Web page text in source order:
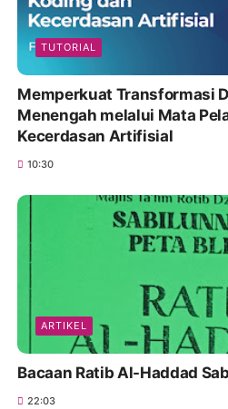
TUTORIAL
Memperkuat Transformasi
Menengah melalui Mata
Kecerdasan Artifisial
10:30
ARTIKEL
Bacaan Ratib Al-Haddad
22:03